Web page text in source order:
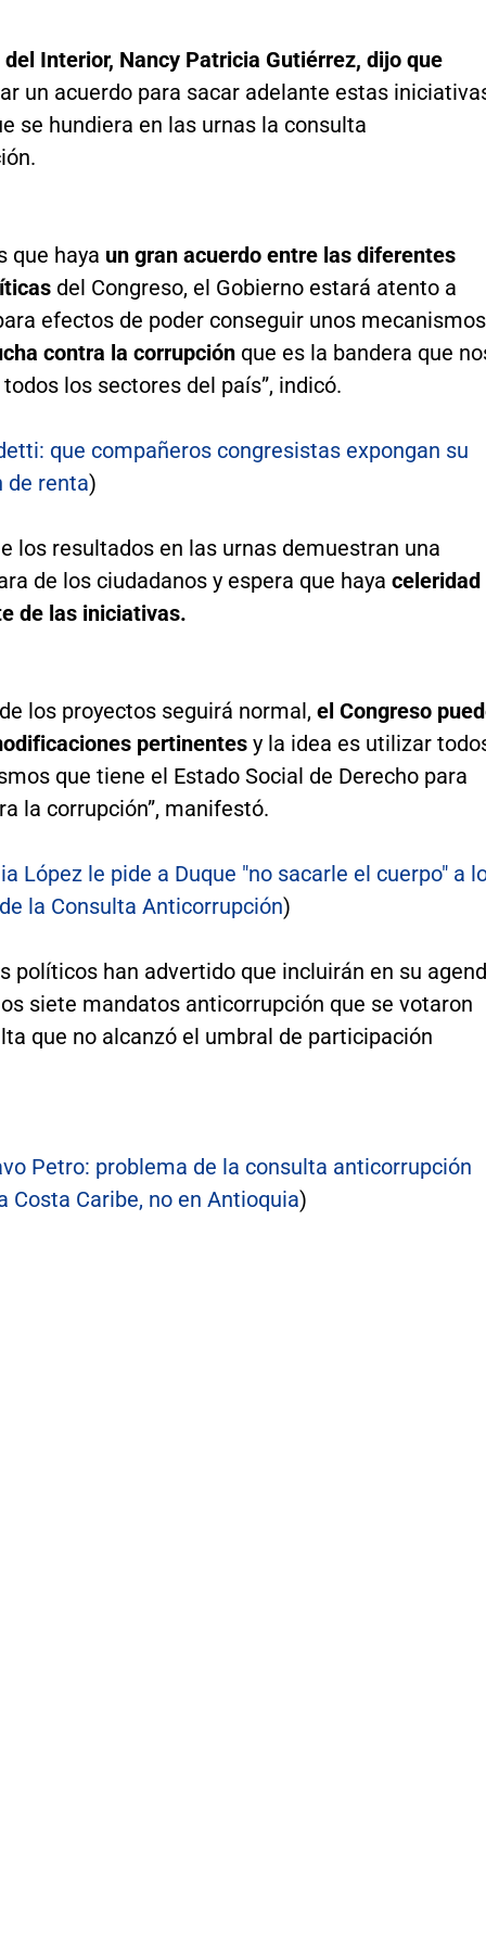
Interior, Nancy Patricia Gutiérrez, dijo que
un acuerdo para sacar adelante estas
se hundiera en las urnas la consulta
que haya un gran acuerdo entre las diferentes
del Congreso, el Gobierno estará atento a
efectos de poder conseguir unos mecanismos
contra la corrupción que es la bandera que
los sectores del país”, indicó.
que compañeros congresistas expongan su
de renta)
los resultados en las urnas demuestran una
de los ciudadanos y espera que haya celeridad
de las iniciativas.
los proyectos seguirá normal, el Congreso
pertinentes y la idea es utilizar
que tiene el Estado Social de Derecho para
la corrupción”, manifestó.
López le pide a Duque "no sacarle el cuerpo" a
la Consulta Anticorrupción)
políticos han advertido que incluirán en su
siete mandatos anticorrupción que se votaron
que no alcanzó el umbral de participación
Petro: problema de la consulta anticorrupción
Costa Caribe, no en Antioquia)